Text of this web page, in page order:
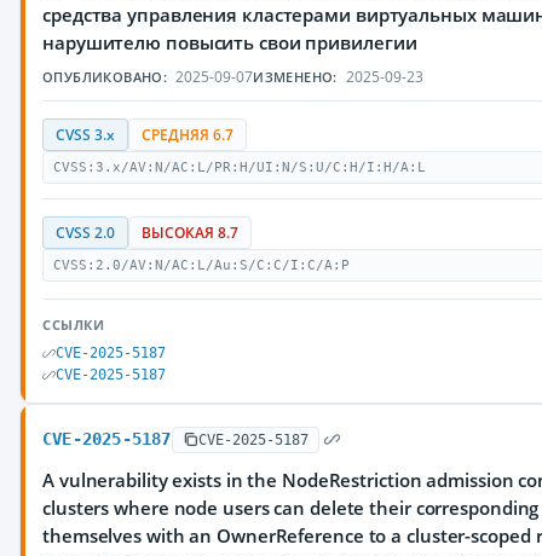
средства управления кластерами виртуальных
нарушителю повысить свои привилегии
ОПУБЛИКОВАНО: 2025-09-07ИЗМЕНЕНО: 2025-09-23
CVSS 3.x СРЕДНЯЯ 6.7
CVSS:3.x/AV:N/AC:L/PR:H/UI:N/S:U/C:H/I:H/A:L
CVSS 2.0 ВЫСОКАЯ 8.7
CVSS:2.0/AV:N/AC:L/Au:S/C:C/I:C/A:P
ССЫЛКИ
CVE-2025-5187
CVE-2025-5187
CVE-2025-5187 CVE-2025-5187
A vulnerability exists in the NodeRestriction admission
clusters where node users can delete their
themselves with an OwnerReference to a cluster-scoped